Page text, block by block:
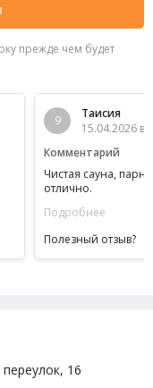
прежде чем будет
9
Таисия
15.04.2026 в
Комментарий
Чистая сауна,
отлично.
Подробнее
Полезный отзыв?
16